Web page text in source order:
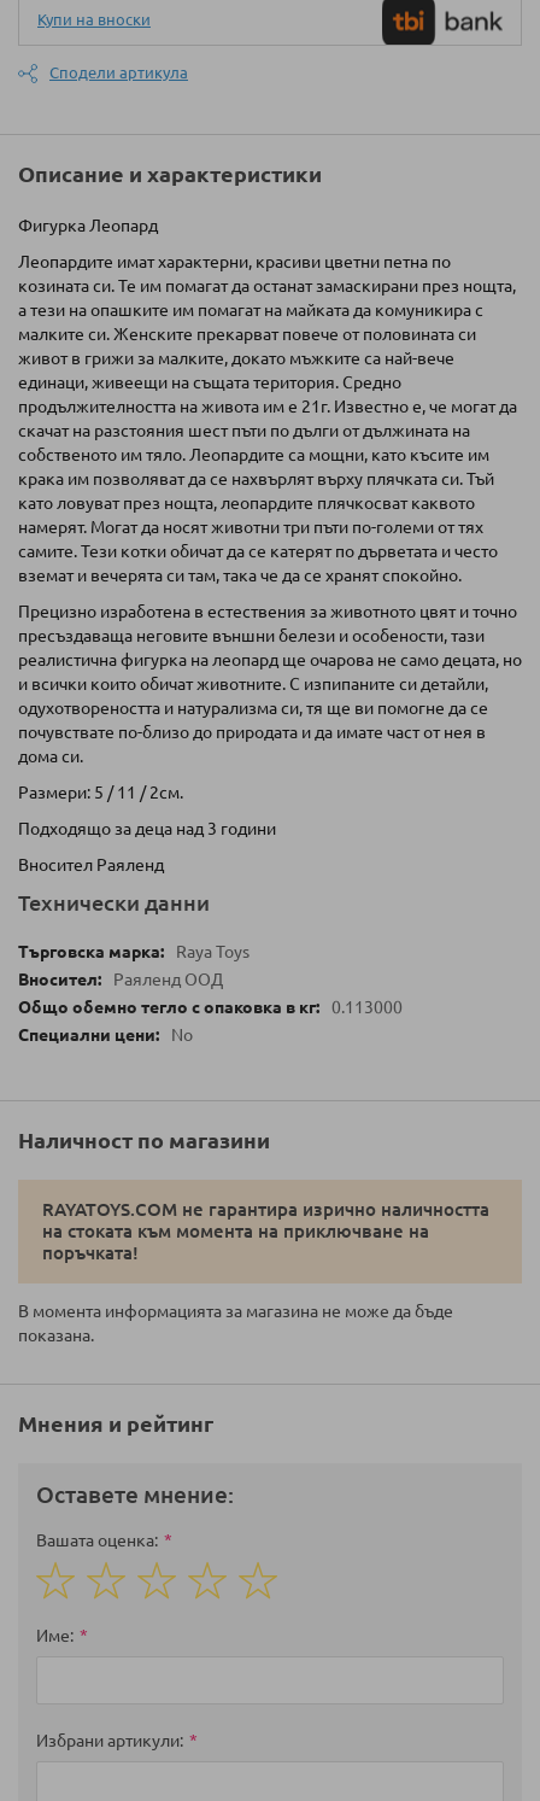
Купи на вноски
Сподели артикула
Описание и характеристики
Фигурка Леопард
Леопардите имат характерни, красиви цветни петна по
козината си. Те им помагат да останат замаскирани през нощта,
а тези на опашките им помагат на майката да комуникира с
малките си. Женските прекарват повече от половината си
живот в грижи за малките, докато мъжките са най-вече
единаци, живеещи на същата територия. Средно
продължителността на живота им е 21г. Известно е, че могат да
скачат на разстояния шест пъти по дълги от дължината на
собственото им тяло. Леопардите са мощни, като късите им
крака им позволяват да се нахвърлят върху плячката си. Тъй
като ловуват през нощта, леопардите плячкосват каквото
намерят. Могат да носят животни три пъти по-големи от тях
самите. Тези котки обичат да се катерят по дърветата и често
вземат и вечерята си там, така че да се хранят спокойно.
Прецизно изработена в естествения за животното цвят и точно
пресъздаваща неговите външни белези и особености, тази
реалистична фигурка на леопард ще очарова не само децата, но
и всички които обичат животните. С изпипаните си детайли,
одухотвореността и натурализма си, тя ще ви помогне да се
почувствате по-близо до природата и да имате част от нея в
дома си.
Размери: 5 / 11 / 2см.
Подходящо за деца над 3 години
Вносител Раяленд
Технически данни
Raya Toys
Раяленд ООД
0.113000
No
Наличност по магазини
RAYATOYS.COM не гарантира изрично наличността
на стоката към момента на приключване на
поръчката!
В момента информацията за магазина не може да бъде
показана.
Мнения и рейтинг
Оставете мнение:
Вашата оценка
star
stars
stars
stars
stars
Име
Избрани артикули